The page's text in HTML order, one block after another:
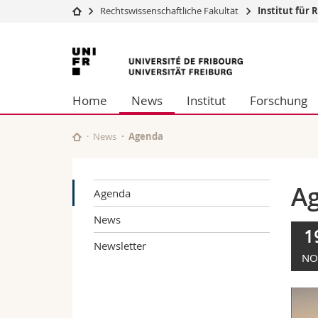
Universität
Studium
Forschung
Universität
Weiterbildung
Wirtschafts-
Philosophische
Rechtswissenschaftliche Fakultät Institut für
Universität
Freiburg
Home News Institut Forschung
News Agenda
Agenda
News
Newsletter